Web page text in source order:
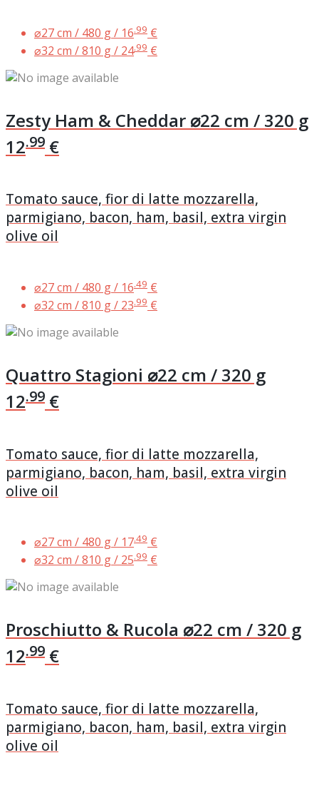
⌀27 cm / 480 g / 16.99 €
⌀32 cm / 810 g / 24.99 €
Zesty Ham & Cheddar ⌀22 cm / 320 g
12.99 €
Tomato sauce, fior di latte mozzarella,
parmigiano, bacon, ham, basil, extra virgin
olive oil
⌀27 cm / 480 g / 16.49 €
⌀32 cm / 810 g / 23.99 €
Quattro Stagioni ⌀22 cm / 320 g
12.99 €
Tomato sauce, fior di latte mozzarella,
parmigiano, bacon, ham, basil, extra virgin
olive oil
⌀27 cm / 480 g / 17.49 €
⌀32 cm / 810 g / 25.99 €
Proschiutto & Rucola ⌀22 cm / 320 g
12.99 €
Tomato sauce, fior di latte mozzarella,
parmigiano, bacon, ham, basil, extra virgin
olive oil